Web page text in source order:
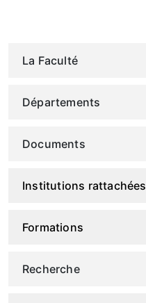
La Faculté
Départements
Documents
Institutions rattachées
Formations
Recherche